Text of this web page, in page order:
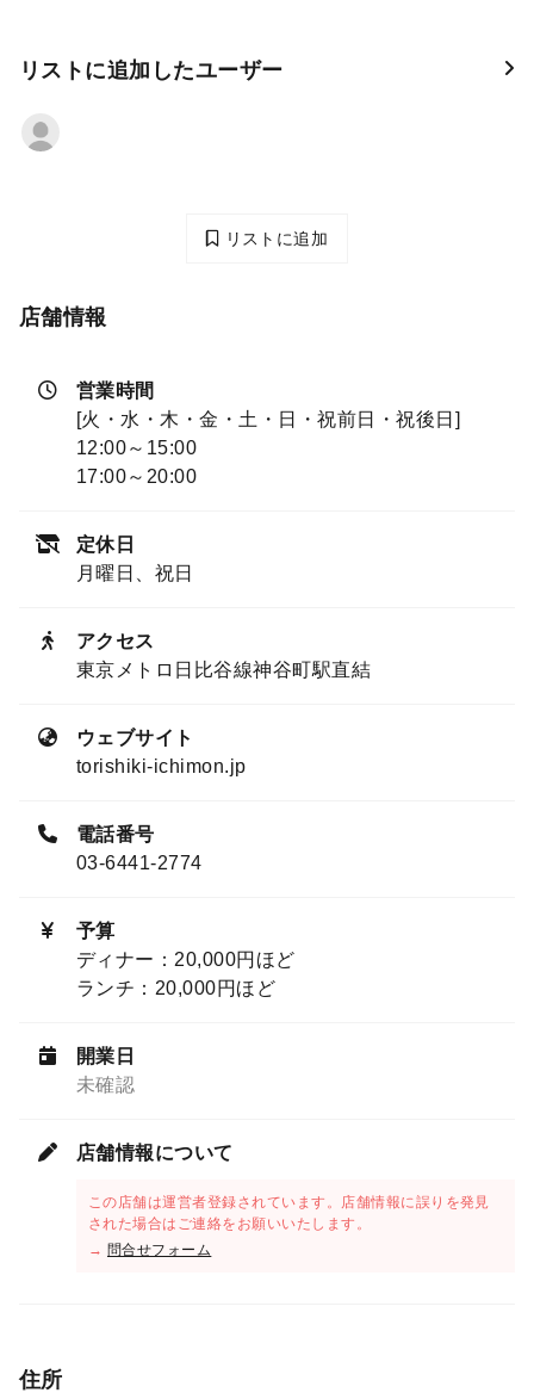
リストに追加したユーザー
リストに追加
店舗情報
営業時間
[火・水・木・金・土・日・祝前日・祝後日]
12:00～15:00
17:00～20:00
定休日
月曜日、祝日
アクセス
東京メトロ日比谷線神谷町駅直結
ウェブサイト
torishiki-ichimon.jp
電話番号
03-6441-2774
予算
ディナー：20,000円ほど
ランチ：20,000円ほど
開業日
未確認
店舗情報について
この店舗は運営者登録されています。店舗情報に誤りを発見
された場合はご連絡をお願いいたします。
→ 問合せフォーム
住所